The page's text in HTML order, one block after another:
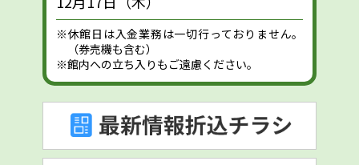
※休館日は入金業務は一切行っておりません。
（券売機も含む）
※館内への立ち入りもご遠慮ください。